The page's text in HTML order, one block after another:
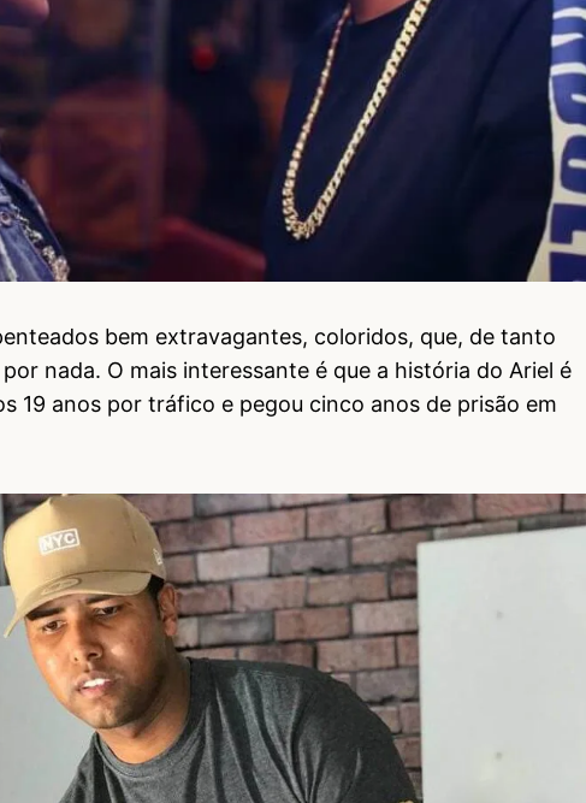
bem extravagantes, coloridos, que, de tanto
nada. O mais interessante é que a história do Ariel é
19 anos por tráfico e pegou cinco anos de prisão em